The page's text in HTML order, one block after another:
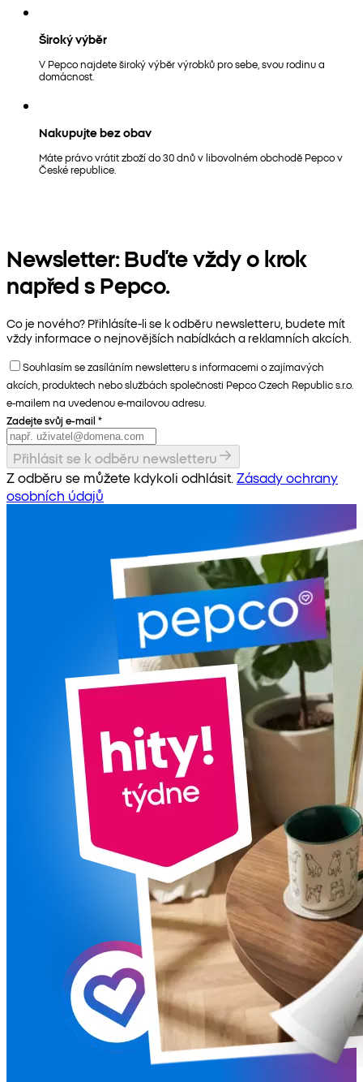
Široký výběr
V Pepco najdete široký výběr výrobků pro sebe, svou rodinu a
domácnost.
Nakupujte bez obav
Máte právo vrátit zboží do 30 dnů v libovolném obchodě Pepco v
České republice.
Newsletter: Buďte vždy o krok
napřed s Pepco.
Co je nového? Přihlásíte-li se k odběru newsletteru, budete mít
vždy informace o nejnovějších nabídkách a reklamních akcích.
Souhlasím se zasíláním newsletteru s informacemi o zajímavých
akcích, produktech nebo službách společnosti Pepco Czech Republic s.r.o.
e-mailem na uvedenou e-mailovou adresu.
Zadejte svůj e-mail *
Přihlásit se k odběru newsletteru
Z odběru se můžete kdykoli odhlásit. Zásady ochrany
osobních údajů